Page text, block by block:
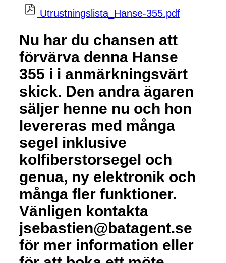
Utrustningslista_Hanse-355.pdf
Nu har du chansen att
förvärva denna Hanse
355 i i anmärkningsvärt
skick. Den andra ägaren
säljer henne nu och hon
levereras med många
segel inklusive
kolfiberstorsegel och
genua, ny elektronik och
många fler funktioner.
Vänligen kontakta
jsebastien@batagent.se
för mer information eller